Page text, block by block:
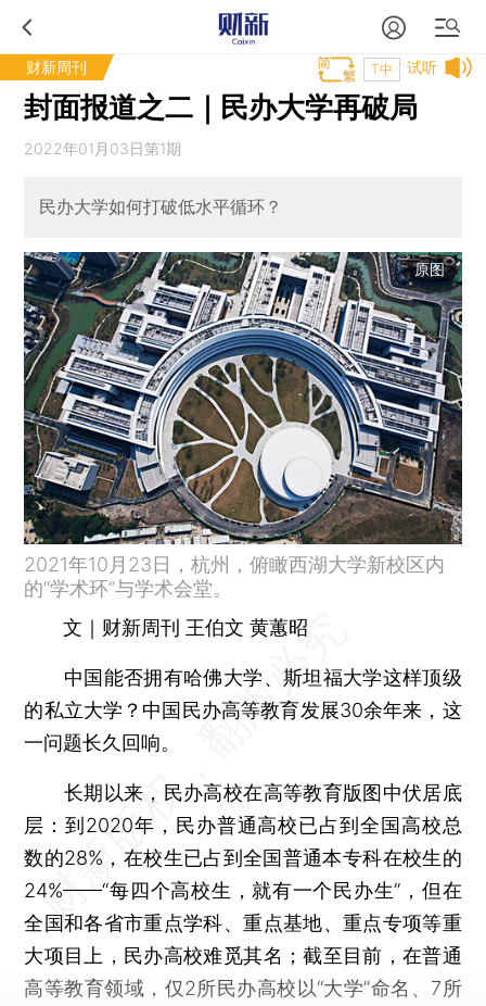
财新周刊 试听
T中
封面报道之二｜民办大学再破局
2022年01月03日第1期
民办大学如何打破低水平循环？
原图
2021年10月23日，杭州，俯瞰西湖大学新校区内
的“学术环”与学术会堂。
文｜财新周刊 王伯文 黄蕙昭
中国能否拥有哈佛大学、斯坦福大学这样顶级
的私立大学？中国民办高等教育发展30余年来，这
一问题长久回响。
长期以来，民办高校在高等教育版图中伏居底
层：到2020年，民办普通高校已占到全国高校总
数的28%，在校生已占到全国普通本专科在校生的
24%——“每四个高校生，就有一个民办生”，但在
全国和各省市重点学科、重点基地、重点专项等重
大项目上，民办高校难觅其名；截至目前，在普通
高等教育领域，仅2所民办高校以“大学”命名、7所